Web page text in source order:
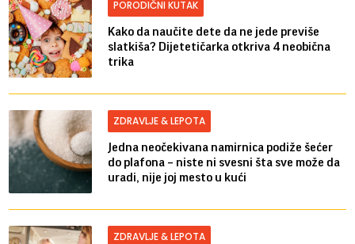
PORODIČNI KUTAK
Kako da naučite dete da ne jede previše
slatkiša? Dijetetičarka otkriva 4 neobična
trika
ZDRAVLJE & LEPOTA
Jedna neočekivana namirnica podiže šećer
do plafona – niste ni svesni šta sve može da
uradi, nije joj mesto u kući
ZDRAVLJE & LEPOTA